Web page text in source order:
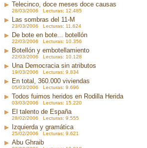
Telecinco, doce meses doce causas
28/03/2006 Lecturas: 12.485
Las sombras del 11-M
23/03/2006 Lecturas: 11.624
De bote en bote... botellón
22/03/2006 Lecturas: 10.356
Botellón y embotellamiento
22/03/2006 Lecturas: 10.128
Una Democracia sin atributos
19/03/2006 Lecturas: 9.834
En total, 360.000 viviendas
05/03/2006 Lecturas: 9.696
Todos fuimos heridos en Rodilla Herida
03/03/2006 Lecturas: 15.220
El talento de España
28/02/2006 Lecturas: 9.555
Izquierda y gramática
25/02/2006 Lecturas: 9.621
Abu Ghraib